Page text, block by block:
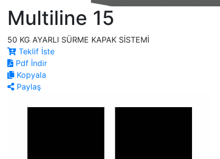
Multiline 15
50 KG AYARLI SÜRME KAPAK SİSTEMİ
Teklif İste
Pdf İndir
Kopyala
Paylaş